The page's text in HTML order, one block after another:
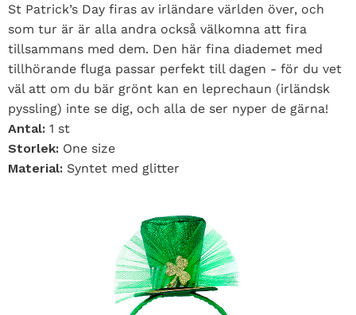
St Patrick’s Day firas av irländare världen över, och
som tur är är alla andra också välkomna att fira
tillsammans med dem. Den här fina diademet med
tillhörande fluga passar perfekt till dagen - för du vet
väl att om du bär grönt kan en leprechaun (irländsk
pyssling) inte se dig, och alla de ser nyper de gärna!
Antal: 1 st
Storlek: One size
Material: Syntet med glitter